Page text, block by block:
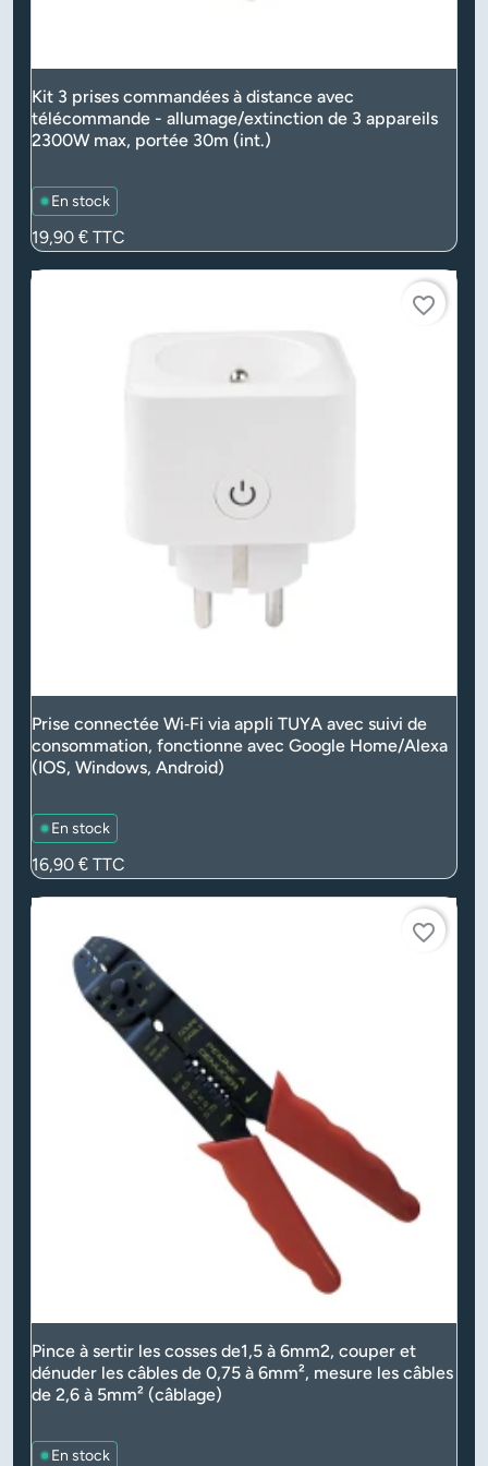
Kit 3 prises commandées à distance avec
télécommande - allumage/extinction de 3 appareils
2300W max, portée 30m (int.)
En stock
Prix
19,90 € TTC
favorite_border
Prise connectée Wi‑Fi via appli TUYA avec suivi de
consommation, fonctionne avec Google Home/Alexa
(IOS, Windows, Android)
En stock
Prix
16,90 € TTC
favorite_border
Pince à sertir les cosses de1,5 à 6mm2, couper et
dénuder les câbles de 0,75 à 6mm², mesure les câbles
de 2,6 à 5mm² (câblage)
En stock